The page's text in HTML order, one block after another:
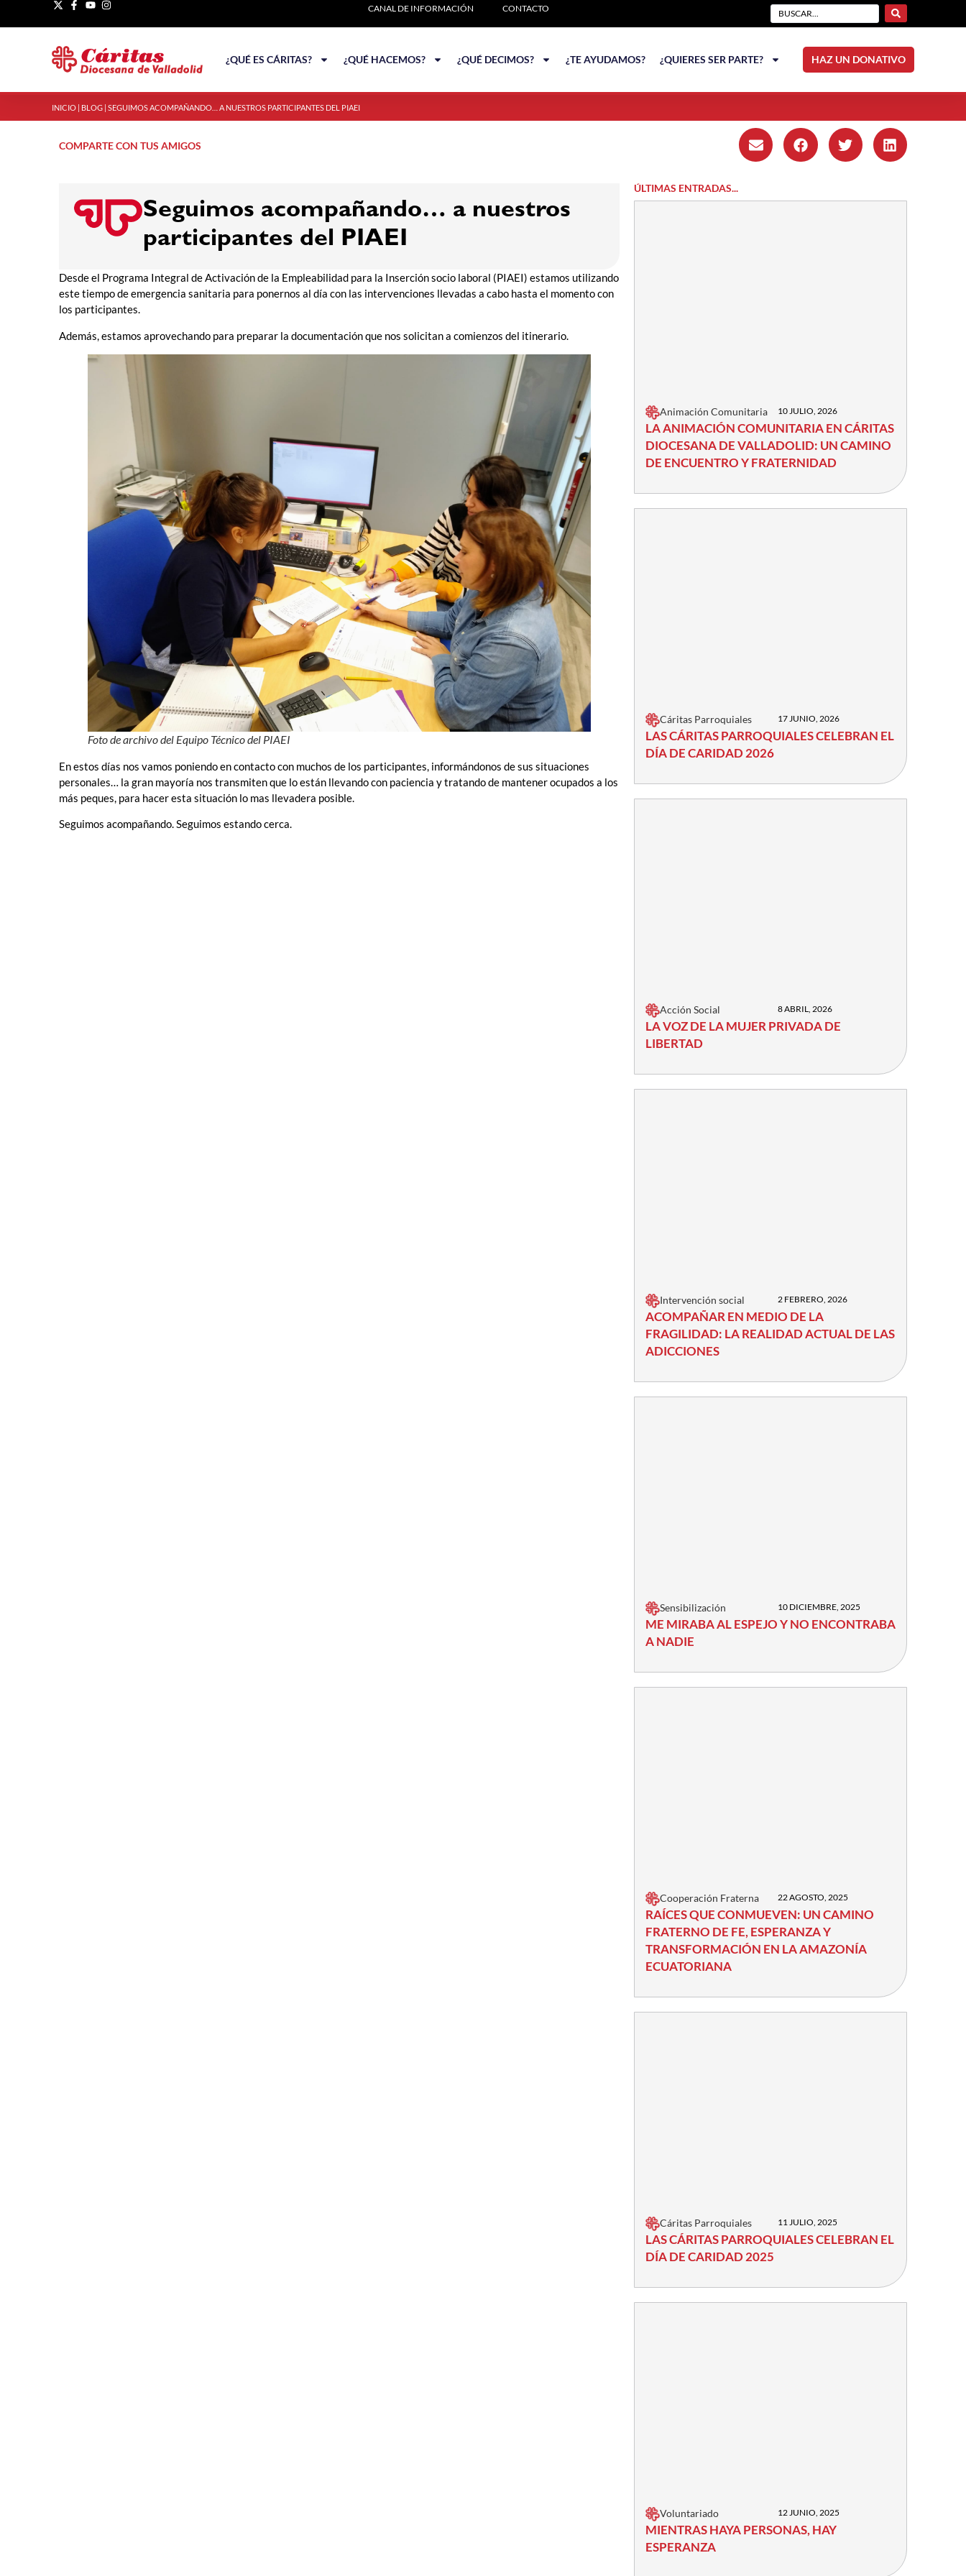
CANAL DE INFORMACIÓN CONTACTO
¿QUÉ ES CÁRITAS? ¿QUÉ HACEMOS? ¿QUÉ DECIMOS? ¿TE AYUDAMOS? ¿QUIERES SER PARTE? HAZ UN DONATIVO
INICIO | BLOG | SEGUIMOS ACOMPAÑANDO… A NUESTROS PARTICIPANTES DEL PIAEI
COMPARTE CON TUS AMIGOS
Seguimos acompañando… a nuestros
participantes del PIAEI
Desde el Programa Integral de Activación de la Empleabilidad para la Inserción socio laboral (PIAEI) estamos utilizando
este tiempo de emergencia sanitaria para ponernos al día con las intervenciones llevadas a cabo hasta el momento con
los participantes.
Además, estamos aprovechando para preparar la documentación que nos solicitan a comienzos del itinerario.
Foto de archivo del Equipo Técnico del PIAEI
En estos días nos vamos poniendo en contacto con muchos de los participantes, informándonos de sus situaciones
personales… la gran mayoría nos transmiten que lo están llevando con paciencia y tratando de mantener ocupados a los
más peques, para hacer esta situación lo mas llevadera posible.
Seguimos acompañando. Seguimos estando cerca.
ÚLTIMAS ENTRADAS...
Animación Comunitaria 10 JULIO, 2026
LA ANIMACIÓN COMUNITARIA EN CÁRITAS
DIOCESANA DE VALLADOLID: UN CAMINO
DE ENCUENTRO Y FRATERNIDAD
Cáritas Parroquiales 17 JUNIO, 2026
LAS CÁRITAS PARROQUIALES CELEBRAN EL
DÍA DE CARIDAD 2026
Acción Social 8 ABRIL, 2026
LA VOZ DE LA MUJER PRIVADA DE
LIBERTAD
Intervención social 2 FEBRERO, 2026
ACOMPAÑAR EN MEDIO DE LA
FRAGILIDAD: LA REALIDAD ACTUAL DE LAS
ADICCIONES
Sensibilización 10 DICIEMBRE, 2025
ME MIRABA AL ESPEJO Y NO ENCONTRABA
A NADIE
Cooperación Fraterna 22 AGOSTO, 2025
RAÍCES QUE CONMUEVEN: UN CAMINO
FRATERNO DE FE, ESPERANZA Y
TRANSFORMACIÓN EN LA AMAZONÍA
ECUATORIANA
Cáritas Parroquiales 11 JULIO, 2025
LAS CÁRITAS PARROQUIALES CELEBRAN EL
DÍA DE CARIDAD 2025
Voluntariado 12 JUNIO, 2025
MIENTRAS HAYA PERSONAS, HAY
ESPERANZA